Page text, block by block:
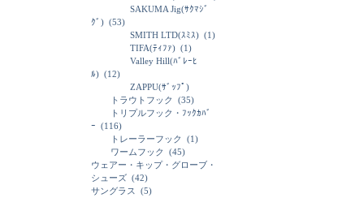
SAKUMA Jig(ｻｸﾏｼﾞ
ｸﾞ) (53)
SMITH LTD(ｽﾐｽ) (1)
TIFA(ﾃｨﾌｧ) (1)
Valley Hill(ﾊﾞﾚｰﾋ
ﾙ) (12)
ZAPPU(ｻﾞｯﾌﾟ)
トラウトフック
(35)
トリプルフック・ﾌｯｸｶﾊﾞ
ｰ (116)
トレーラーフック
(1)
ワームフック
(45)
ウェアー・キップ・グローブ・
シューズ (42)
サングラス
(5)